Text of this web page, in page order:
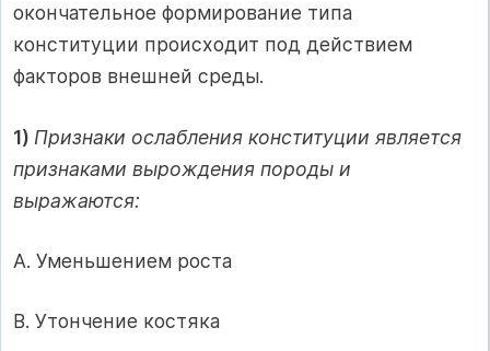
окончательное формирование типа
конституции происходит под действием
факторов внешней среды.
1) Признаки ослабления конституции является
признаками вырождения породы и
выражаются:
A. Уменьшением роста
B. Утончение костяка